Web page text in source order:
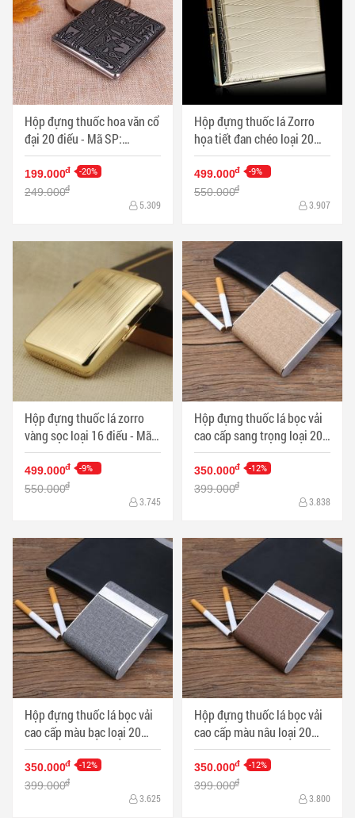
Hộp đựng thuốc hoa văn cổ
đại 20 điếu - Mã SP:
HTL0021
199.000đ -20%
249.000đ
5.309
Hộp đựng thuốc lá Zorro
họa tiết đan chéo loại 20
điếu - Mã SP: HTL0012
499.000đ -9%
550.000đ
3.907
Hộp đựng thuốc lá zorro
vàng sọc loại 16 điếu - Mã
SP: HTL0008
499.000đ -9%
550.000đ
3.745
Hộp đựng thuốc lá bọc vải
cao cấp sang trọng loại 20
điếu - Mã SP: HTL0006V
350.000đ -12%
399.000đ
3.838
Hộp đựng thuốc lá bọc vải
cao cấp màu bạc loại 20
điếu - Mã SP: HTL0006VB
350.000đ -12%
399.000đ
3.625
Hộp đựng thuốc lá bọc vải
cao cấp màu nâu loại 20
điếu - Mã SP: HTL0006VN
350.000đ -12%
399.000đ
3.800